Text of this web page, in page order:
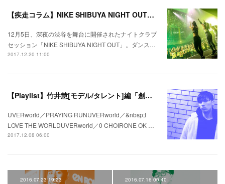
【疾走コラム】NIKE SHIBUYA NIGHT OUT––ダンスミュージックとトレーニングを融合させたナイトクラブセッション
12月5日、深夜の渋谷を舞台に開催されたナイトクラブ
セッション「NIKE SHIBUYA NIGHT OUT」。ダンス…
2017.12.20 11:00
【Playlist】竹井慧[モデル/タレント]編「創る」＃私の疾走プレイリスト＃44
UVERworld／PRAYING RUNUVERworld／&nbsp;I
LOVE THE WORLDUVERworld／0 CHOIRONE OK …
2017.12.08 06:00
2016.07.23 19:23 2016.07.16 00:40